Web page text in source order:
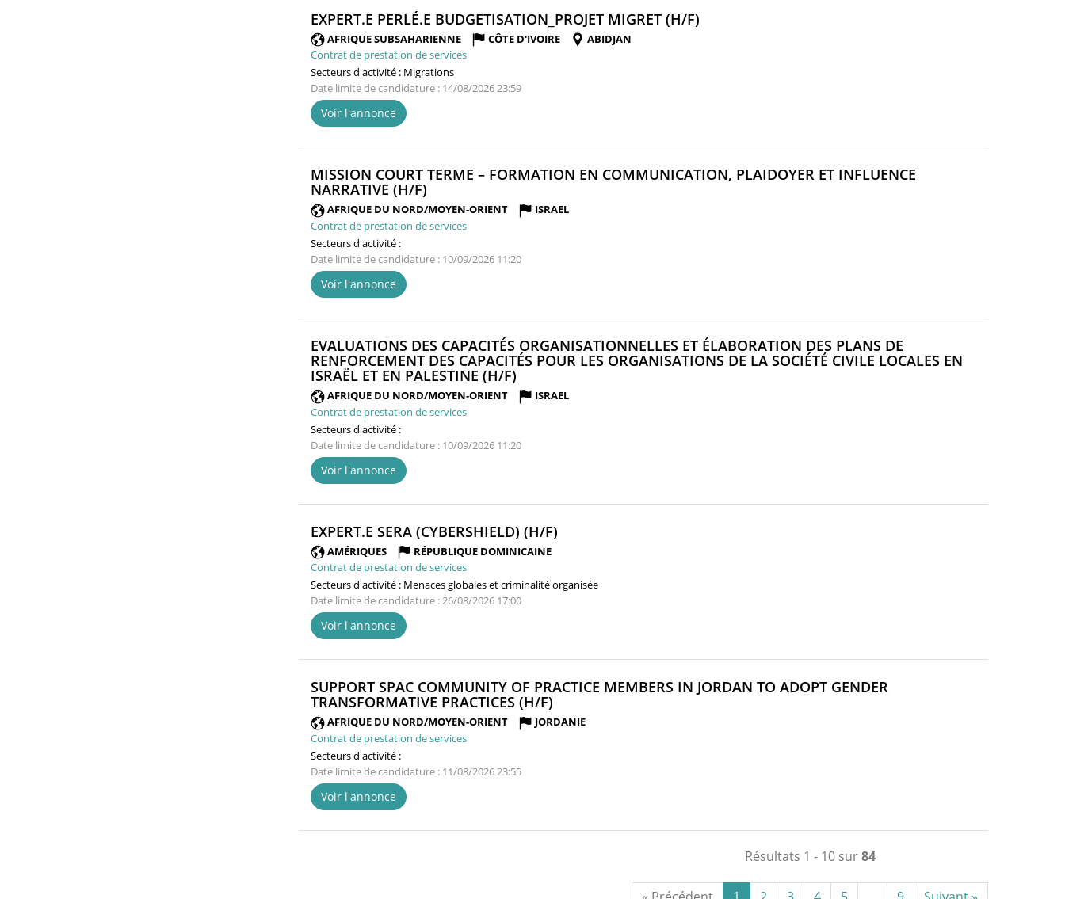
EXPERT.E PERLÉ.E BUDGETISATION_PROJET MIGRET (H/F)
AFRIQUE SUBSAHARIENNE CÔTE D'IVOIRE
ABIDJAN
Contrat de prestation de services
Secteurs d'activité : Migrations
Date limite de candidature : 14/08/2026 23:59
Voir l'annonce
MISSION COURT TERME – FORMATION EN COMMUNICATION, PLAIDOYER ET INFLUENCE
NARRATIVE (H/F)
FENÊTRE)
AFRIQUE DU NORD/MOYEN-ORIENT
ISRAEL
Contrat de prestation de services
Secteurs d'activité :
Date limite de candidature : 10/09/2026 11:20
Voir l'annonce
EVALUATIONS DES CAPACITÉS ORGANISATIONNELLES ET ÉLABORATION DES PLANS DE
RENFORCEMENT DES CAPACITÉS POUR LES ORGANISATIONS DE LA SOCIÉTÉ CIVILE LOCALES EN
ISRAËL ET EN PALESTINE (H/F)
FENÊTRE)
AFRIQUE DU NORD/MOYEN-ORIENT
ISRAEL
Contrat de prestation de services
Secteurs d'activité :
Date limite de candidature : 10/09/2026 11:20
Voir l'annonce
EXPERT.E SERA (CYBERSHIELD) (H/F)
AMÉRIQUES
RÉPUBLIQUE DOMINICAINE
Contrat de prestation de services
Secteurs d'activité : Menaces globales et criminalité organisée
Date limite de candidature : 26/08/2026 17:00
Voir l'annonce
SUPPORT SPAC COMMUNITY OF PRACTICE MEMBERS IN JORDAN TO ADOPT GENDER
TRANSFORMATIVE PRACTICES (H/F)
FENÊTRE)
AFRIQUE DU NORD/MOYEN-ORIENT
JORDANIE
Contrat de prestation de services
Secteurs d'activité :
Date limite de candidature : 11/08/2026 23:55
Voir l'annonce
Résultats 1 - 10 sur84